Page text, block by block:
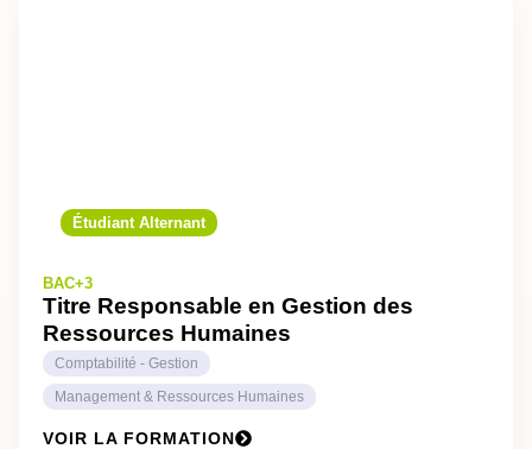
Étudiant Alternant
BAC+3
Titre Responsable en Gestion des
Ressources Humaines
Comptabilité - Gestion
Management & Ressources Humaines
VOIR LA FORMATION